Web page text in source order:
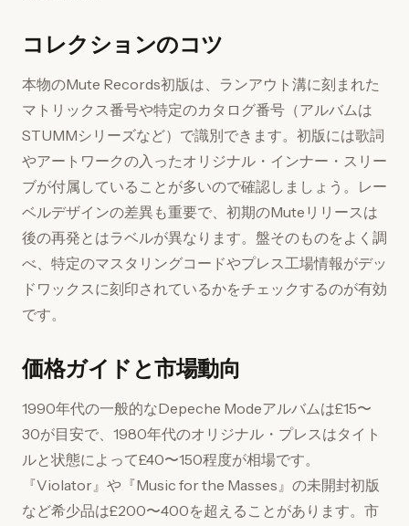
コレクションのコツ
本物のMute Records初版は、ランアウト溝に刻まれた
マトリックス番号や特定のカタログ番号（アルバムは
STUMMシリーズなど）で識別できます。初版には歌詞
やアートワークの入ったオリジナル・インナー・スリー
ブが付属していることが多いので確認しましょう。レー
ベルデザインの差異も重要で、初期のMuteリリースは
後の再発とはラベルが異なります。盤そのものをよく調
べ、特定のマスタリングコードやプレス工場情報がデッ
ドワックスに刻印されているかをチェックするのが有効
です。
価格ガイドと市場動向
1990年代の一般的なDepeche Modeアルバムは£15〜
30が目安で、1980年代のオリジナル・プレスはタイト
ルと状態によって£40〜150程度が相場です。
『Violator』や『Music for the Masses』の未開封初版
など希少品は£200〜400を超えることがあります。市